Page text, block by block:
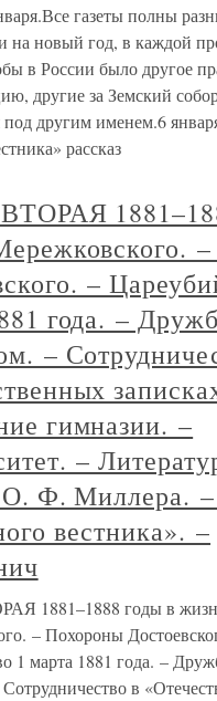
газеты полны
на новый год, в каждой
в России было другое
другие за Земский
под другим именем.6
рассказ
–
года. –
–
гимназии. –
–
Ф. Миллера. –
вестника». –
1881–1888 годы в
– Похороны
1 марта 1881 года. –
в